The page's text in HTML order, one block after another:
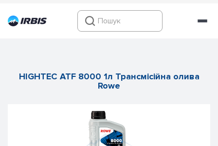
HIGHTEC ATF 8000 1л Трансмісійна олива
Rowe